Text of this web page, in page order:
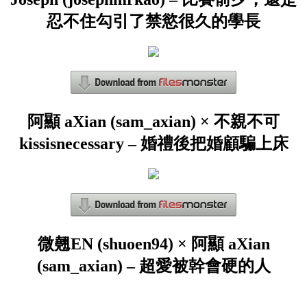
忍不住勾引了禁慾很久的學長
阿顯 aXian (sam_axian) × 不親不可
kissisnecessary – 婚禮後把婚顧騙上床
微翹EN (shuoen94) × 阿顯 aXian
(sam_axian) – 超愛被幹會硬的人